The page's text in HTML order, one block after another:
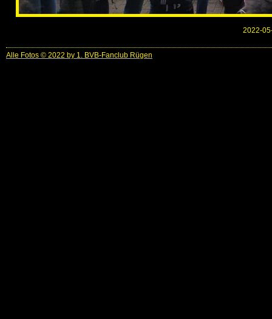
2022-
Alle Fotos © 2022 by 1. BVB-Fanclub Rügen